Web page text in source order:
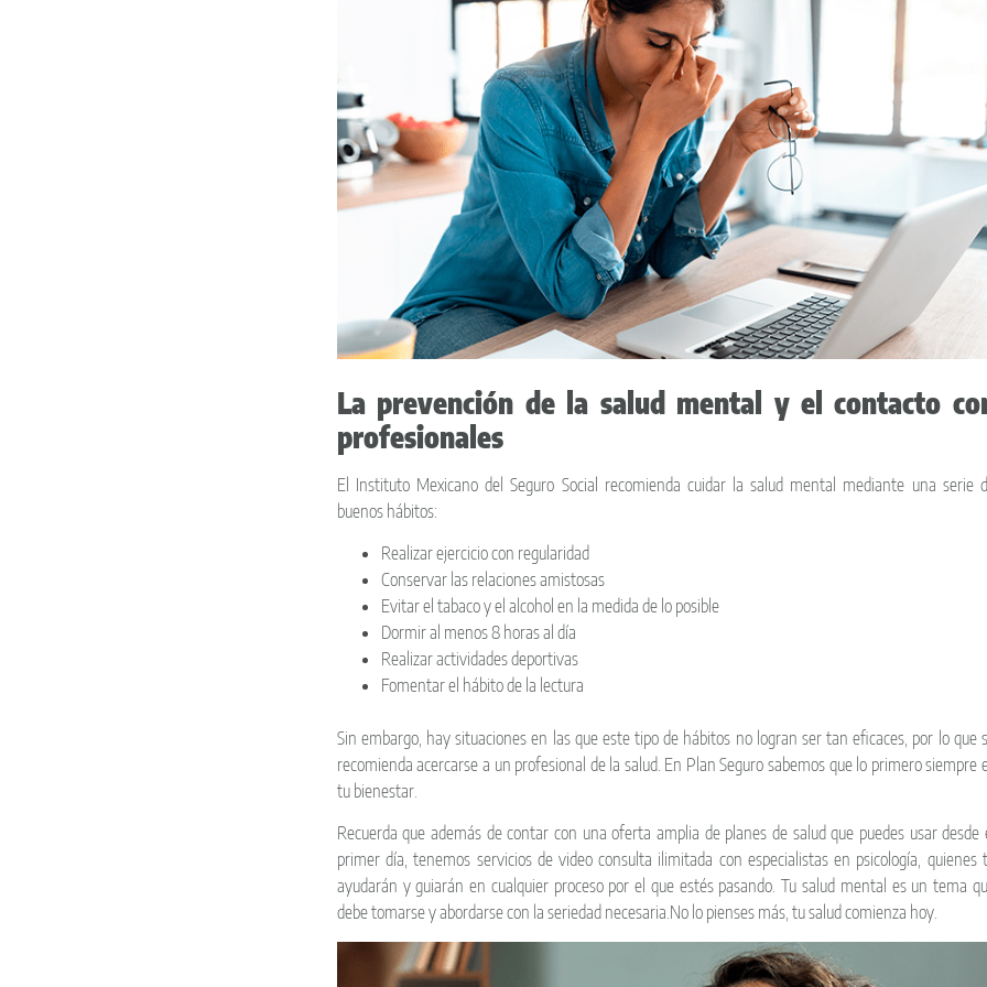
La prevención de la salud mental y el contacto
profesionales
El Instituto Mexicano del Seguro Social recomienda cuidar la salud mental mediante una serie
buenos hábitos:
Realizar ejercicio con regularidad
Conservar las relaciones amistosas
Evitar el tabaco y el alcohol en la medida de lo posible
Dormir al menos 8 horas al día
Realizar actividades deportivas
Fomentar el hábito de la lectura
Sin embargo, hay situaciones en las que este tipo de hábitos no logran ser tan eficaces, por lo que
recomienda acercarse a un profesional de la salud. En Plan Seguro sabemos que lo primero siempre
tu bienestar.
Recuerda que además de contar con una oferta amplia de planes de salud que puedes usar desde
primer día, tenemos servicios de video consulta ilimitada con especialistas en psicología, quienes
ayudarán y guiarán en cualquier proceso por el que estés pasando. Tu salud mental es un tema
debe tomarse y abordarse con la seriedad necesaria.No lo pienses más, tu salud comienza hoy.